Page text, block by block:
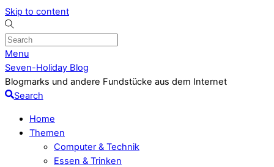
Skip to content
Menu
Seven-Holiday Blog
Blogmarks und andere Fundstücke aus dem Internet
Search
Home
Themen
Computer & Technik
Essen & Trinken